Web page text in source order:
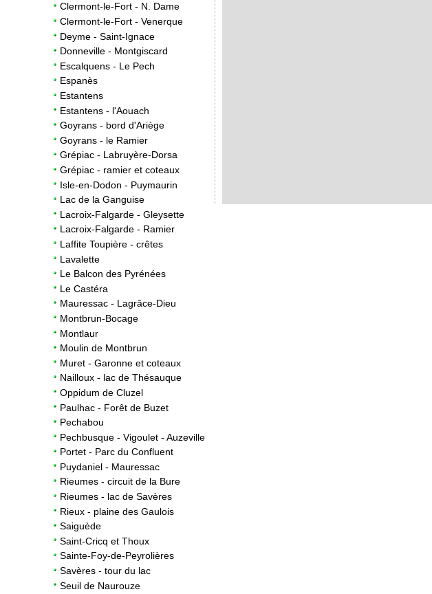
Clermont-le-Fort - N. Dame
Clermont-le-Fort - Venerque
Deyme - Saint-Ignace
Donneville - Montgiscard
Escalquens - Le Pech
Espanès
Estantens
Estantens - l'Aouach
Goyrans - bord d'Ariège
Goyrans - le Ramier
Grépiac - Labruyère-Dorsa
Grépiac - ramier et coteaux
Isle-en-Dodon - Puymaurin
Lac de la Ganguise
Lacroix-Falgarde - Gleysette
Lacroix-Falgarde - Ramier
Laffite Toupière - crêtes
Lavalette
Le Balcon des Pyrénées
Le Castéra
Mauressac - Lagrâce-Dieu
Montbrun-Bocage
Montlaur
Moulin de Montbrun
Muret - Garonne et coteaux
Nailloux - lac de Thésauque
Oppidum de Cluzel
Paulhac - Forêt de Buzet
Pechabou
Pechbusque - Vigoulet - Auzeville
Portet - Parc du Confluent
Puydaniel - Mauressac
Rieumes - circuit de la Bure
Rieumes - lac de Savères
Rieux - plaine des Gaulois
Saiguède
Saint-Cricq et Thoux
Sainte-Foy-de-Peyrolières
Savères - tour du lac
Seuil de Naurouze